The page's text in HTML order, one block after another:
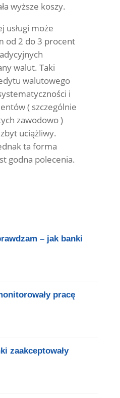
wyższe koszy.
usługi może
od 2 do 3 procent
walut. Taki
walutowego
i
( szczególnie
zawodowo )
uciążliwy.
ta forma
godna polecenia.
– jak banki
pracę
zaakceptowały